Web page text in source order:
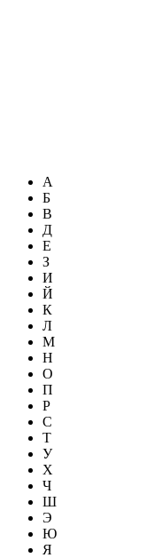
А
Б
В
Д
Е
З
И
Й
К
Л
М
Н
О
П
Р
С
Т
У
Х
Ч
Ш
Э
Ю
Я